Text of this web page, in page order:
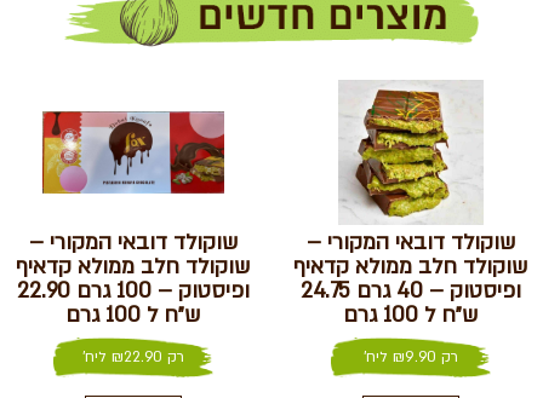
שוקולד דובאי המקורי –
שוקולד חלב ממולא קדאיף
ופיסטוק – 40 גרם 24.75
ש״ח ל 100 גרם
רק ₪9.90 ליח'
שוקולד דובאי המקורי –
שוקולד חלב ממולא קדאיף
ופיסטוק – 100 גרם 22.90
ש״ח ל 100 גרם
רק ₪22.90 ליח'